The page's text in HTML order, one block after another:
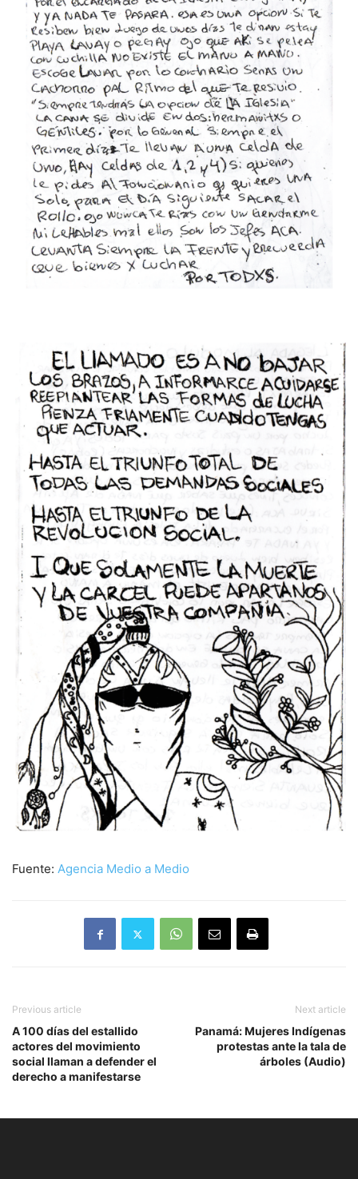
Fuente: Agencia Medio a Medio
Previous article
A 100 días del estallido
actores del movimiento
social llaman a defender el
derecho a manifestarse
Next article
Panamá: Mujeres Indígenas
protestas ante la tala de
árboles (Audio)